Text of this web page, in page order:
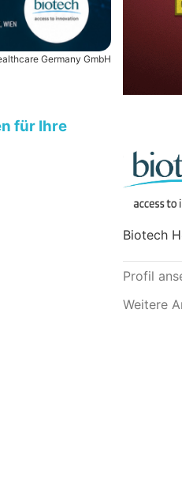
Germany GmbH
für Ihre
Biotech
Profil
Weitere